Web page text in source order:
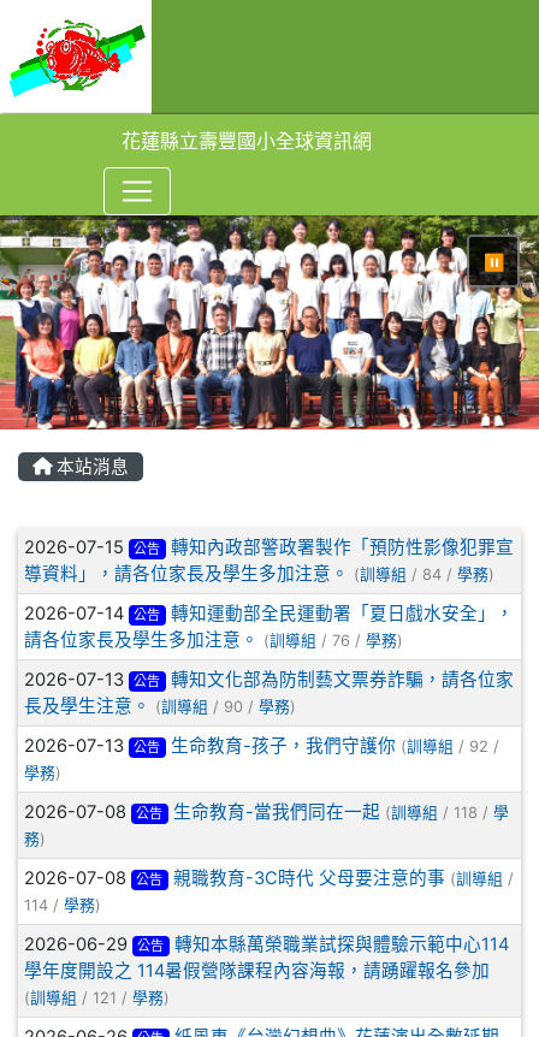
花蓮縣立壽豐國小全球資訊網
⏸
本站消息
文章列表
2026-07-15 公告
轉知內政部警政署製作「預防性影像犯罪宣
導資料」，請各位家長及學生多加注意。
(訓導組 / 84 / 學務)
2026-07-14 公告
轉知運動部全民運動署「夏日戲水安全」，
請各位家長及學生多加注意。
(訓導組 / 76 / 學務)
2026-07-13 公告
轉知文化部為防制藝文票券詐騙，請各位家
長及學生注意。
(訓導組 / 90 / 學務)
2026-07-13 公告 生命教育-孩子，我們守護你 (訓導組 / 92 /
學務)
2026-07-08 公告 生命教育-當我們同在一起 (訓導組 / 118 / 學
務)
2026-07-08 公告 親職教育-3C時代 父母要注意的事 (訓導組 /
114 / 學務)
2026-06-29 公告
轉知本縣萬榮職業試探與體驗示範中心114
學年度開設之 114暑假營隊課程內容海報，請踴躍報名參加
(訓導組 / 121 / 學務)